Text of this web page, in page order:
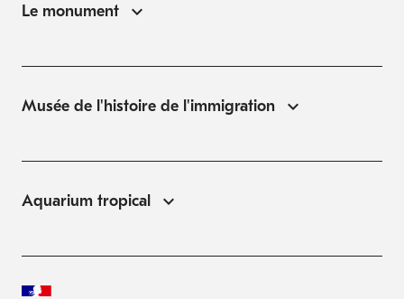
Le monument
Musée de l'histoire de l'immigration
Aquarium tropical